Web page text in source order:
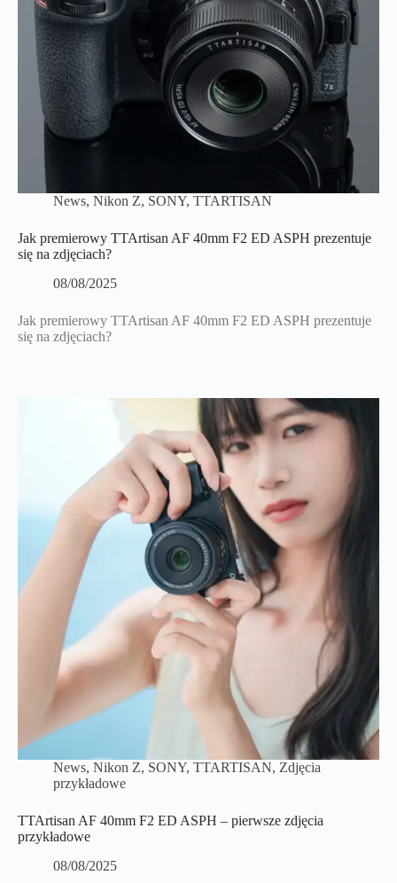
News, Nikon Z, SONY, TTARTISAN
Jak premierowy TTArtisan AF 40mm F2 ED ASPH prezentuje
się na zdjęciach?
08/08/2025
Jak premierowy TTArtisan AF 40mm F2 ED ASPH prezentuje
się na zdjęciach?
News, Nikon Z, SONY, TTARTISAN, Zdjęcia
przykładowe
TTArtisan AF 40mm F2 ED ASPH – pierwsze zdjęcia
przykładowe
08/08/2025